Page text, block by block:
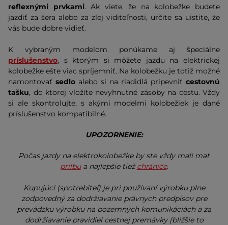
reflexnými prvkami. Ak viete, že na kolobežke budete
jazdiť za šera alebo za zlej viditeľnosti, určite sa uistite, že
vás bude dobre vidieť.
K vybraným modelom ponúkame aj špeciálne
príslušenstvo, s ktorým si môžete jazdu na elektrickej
kolobežke ešte viac spríjemniť. Na kolobežku je totiž možné
namontovať sedlo alebo si na riadidlá pripevniť cestovnú
tašku, do ktorej vložíte nevyhnutné zásoby na cestu. Vždy
si ale skontrolujte, s akými modelmi kolobežiek je dané
príslušenstvo kompatibilné.
UPOZORNENIE:
Počas jazdy na elektrokolobežke by ste vždy mali mať
prilbua najlepšie tiež chrániče.
Kupujúci (spotrebiteľ) je pri používaní výrobku plne
zodpovedný za dodržiavanie právnych predpisov pre
prevádzku výrobku na pozemných komunikáciách a za
dodržiavanie pravidiel cestnej premávky (bližšie to